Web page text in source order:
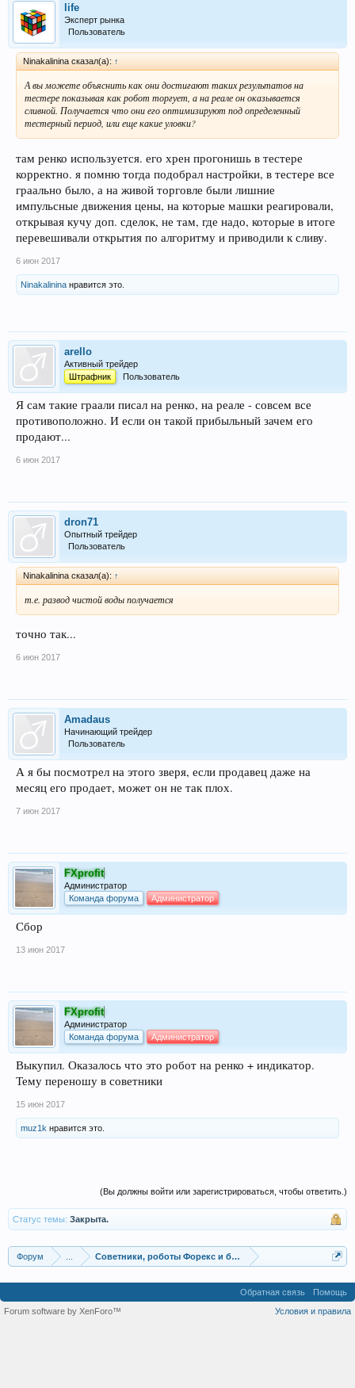
life
Эксперт рынка
Пользователь
Ninakalinina сказал(а): ↑
А вы можете объяснить как они достигают таких результатов на
тестере показывая как робот торгует, а на реале он оказывается
сливной. Получается что они его оптимизируют под определенный
тестерный период, или еще какие уловки?
там ренко используется. его хрен прогонишь в тестере
корректно. я помню тогда подобрал настройки, в тестере все
граально было, а на живой торговле были лишние
импульсные движения цены, на которые машки реагировали,
открывая кучу доп. сделок, не там, где надо, которые в итоге
перевешивали открытия по алгоритму и приводили к сливу.
6 июн 2017
Ninakalinina нравится это.
arello
Активный трейдер
Штрафник
Пользователь
Я сам такие граали писал на ренко, на реале - совсем все
противоположно. И если он такой прибыльный зачем его
продают...
6 июн 2017
dron71
Опытный трейдер
Пользователь
Ninakalinina сказал(а): ↑
т.е. развод чистой воды получается
точно так...
6 июн 2017
Amadaus
Начинающий трейдер
Пользователь
А я бы посмотрел на этого зверя, если продавец даже на
месяц его продает, может он не так плох.
7 июн 2017
FXprofit
Администратор
Команда форума
Администратор
Сбор
13 июн 2017
FXprofit
Администратор
Команда форума
Администратор
Выкупил. Оказалось что это робот на ренко + индикатор.
Тему переношу в советники
15 июн 2017
muz1k нравится это.
(Вы должны войти или зарегистрироваться, чтобы ответить.)
Статус темы: Закрыта.
Форум Советники, роботы Форекс и бинарных опционов
Обратная связь
Помощь
Условия и правила
Forum software by XenForo™